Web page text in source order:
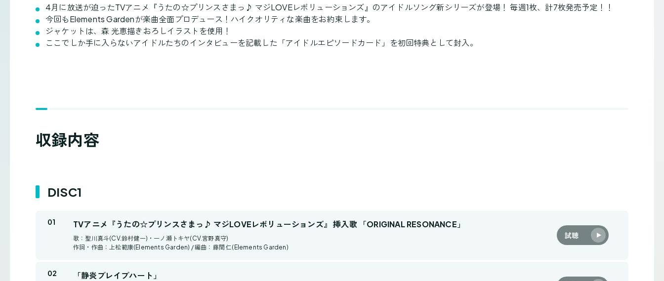
4月に放送が迫ったTVアニメ『うたの☆プリンスさまっ♪ マジLOVEレボリューションズ』のアイドルソング新シリーズが登場！ 毎週1枚、計7枚発売予定！！
今回もElements Gardenが楽曲全面プロデュース！ハイクオリティな楽曲をお約束します。
ジャケットは、森 光恵描きおろしイラストを使用！
ここでしか手に入らないアイドルたちのインタビューを記載した「アイドルエピソードカード」を初回特典として封入。
収録内容
DISC1
TVアニメ『うたの☆プリンスさまっ♪ マジLOVEレボリューションズ』 挿入歌 「ORIGINAL RESONANCE」
歌：聖川真斗(CV.鈴村健一)・一ノ瀬トキヤ(CV.宮野真守)
作詞・作曲：上松範康(Elements Garden) / 編曲：藤間 仁(Elements Garden)
試聴
「静炎ブレイブハート」